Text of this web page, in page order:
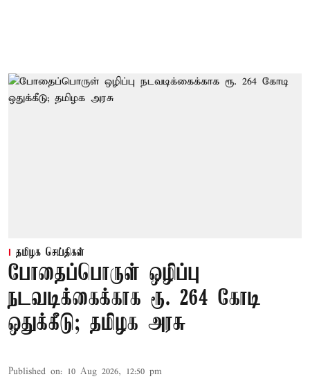
தமிழக செய்திகள்
போதைப்பொருள் ஒழிப்பு
நடவடிக்கைக்காக ரூ. 264 கோடி
ஒதுக்கீடு; தமிழக அரசு
Published on: 10 Aug 2026, 12:50 pm